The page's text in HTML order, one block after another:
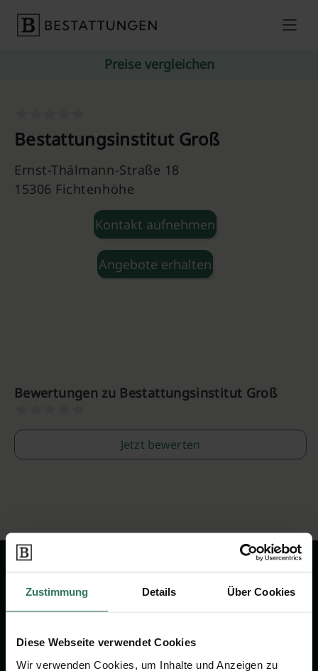
Zustimmung Details Über Cookies
Diese Webseite verwendet Cookies
Wir verwenden Cookies, um Inhalte und Anzeigen zu
Preise vergleichen
Bestattungsinstitut Groß
Ernst-Thälmann-Straße 18
15306 Fichtenhöhe
Kontakt aufnehmen
Angebote erhalten
Bewertungen zu Bestattungsinstitut Groß
Jetzt bewerten
Wir sind Ihr Ansprechpartner rund
Vorsorge.